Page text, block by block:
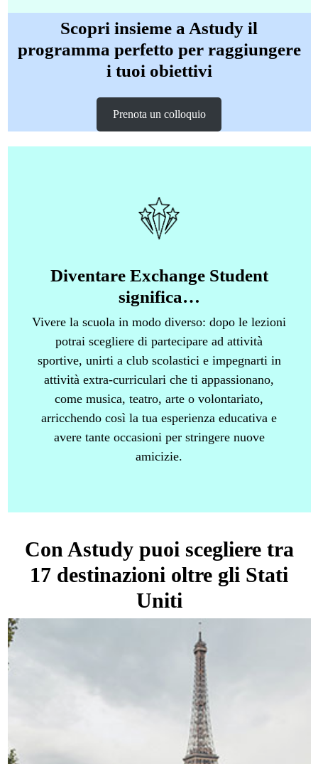
Scopri insieme a Astudy il
programma perfetto per raggiungere
i tuoi obiettivi
Prenota un colloquio
Diventare Exchange Student
significa…
Vivere la scuola in modo diverso: dopo le lezioni
potrai scegliere di partecipare ad attività
sportive, unirti a club scolastici e impegnarti in
attività extra-curriculari che ti appassionano,
come musica, teatro, arte o volontariato,
arricchendo così la tua esperienza educativa e
avere tante occasioni per stringere nuove
amicizie.
Con Astudy puoi scegliere tra
17 destinazioni oltre gli Stati
Uniti